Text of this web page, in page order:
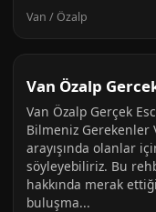
Van / Özalp
Van Özalp
Van Özalp Gerçek
Bilmeniz Gerekenler
arayışında olanlar
söyleyebiliriz. Bu
hakkında merak
buluşma...